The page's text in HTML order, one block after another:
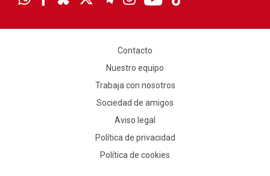
Contacto
Nuestro equipo
Trabaja con nosotros
Sociedad de amigos
Aviso legal
Política de privacidad
Política de cookies